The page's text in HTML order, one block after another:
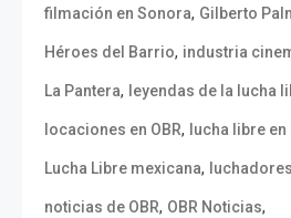
filmación en Sonora, Gilberto
Héroes del Barrio, industria
La Pantera, leyendas de la lucha
locaciones en OBR, lucha libre
Lucha Libre mexicana,
noticias de OBR, OBR Noticias,